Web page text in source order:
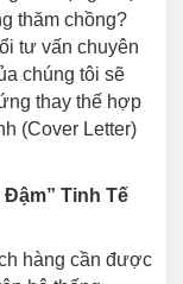
thăm chồng?
tư vấn chuyên
chúng tôi sẽ
thay thế hợp
(Cover Letter)
Tinh Tế
hàng cần được